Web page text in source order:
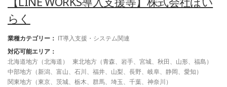
らく
業種カテゴリー： IT導入支援・システム関連
対応可能エリア：
北海道地方（北海道）
東北地方（青森、岩手、宮城、秋田、山形、福島）
中部地方（新潟、富山、石川、福井、山梨、長野、岐阜、静岡、愛知）
関東地方（東京、茨城、栃木、群馬、埼玉、千葉、神奈川）